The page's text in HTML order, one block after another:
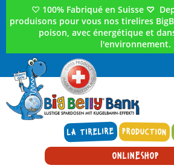
♡ 100% Fabriqué en Suisse ♡
produisons pour vous nos tirelires
poison, avec énergétique et
l'environnement.
LA TIRELIRE PRODUCTION
ONLINESHOP